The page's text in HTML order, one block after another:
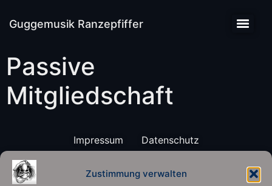
Zustimmung verwalten
Guggemusik Ranzepfiffer
Passive
Mitgliedschaft
Impressum Datenschutz